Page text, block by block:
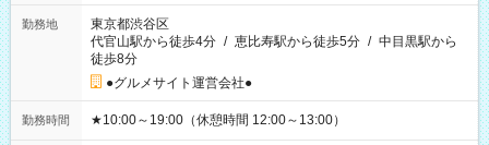
勤務地
東京都渋谷区
代官山駅から徒歩4分 / 恵比寿駅から徒歩5分 / 中目黒駅から
徒歩8分
●グルメサイト運営会社●
勤務時間 ★10:00～19:00（休憩時間 12:00～13:00）